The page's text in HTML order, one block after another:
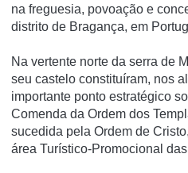
na freguesia, povoação e
distrito de Bragança, em
Na vertente norte da serra de
seu castelo constituí­ram, nos
importante ponto estratégico
Comenda da Ordem dos
sucedida pela Ordem de
área Turí­stico-Promocional